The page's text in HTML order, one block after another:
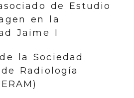
de Estudio
en la
Jaime I
la Sociedad
Radiología